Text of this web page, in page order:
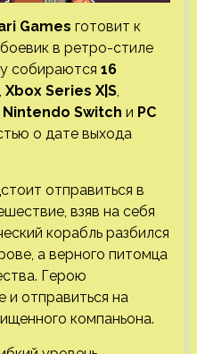
Games готовит к
в ретро-стиле
собираются 16
, Xbox Series X|S,
Nintendo Switch и PC
о дате выхода
отправиться в
взяв на себя
корабль разбился
а верного питомца
Герою
и отправиться на
компаньона.